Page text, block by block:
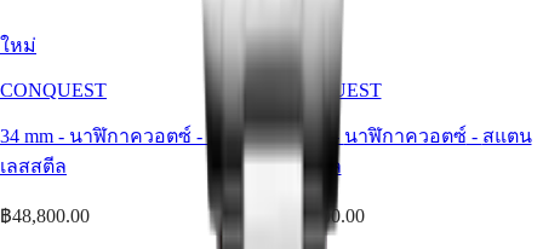
ของ
ประวัติ
ใหม่
CONQUEST
34 mm - นาฬิกาควอตซ์ - สแตน
เลสสตีล
฿48,800.00
ใหม่
CONQUEST
34 mm - นาฬิกาควอตซ์ - สแตน
เลสสตีล
฿66,300.00